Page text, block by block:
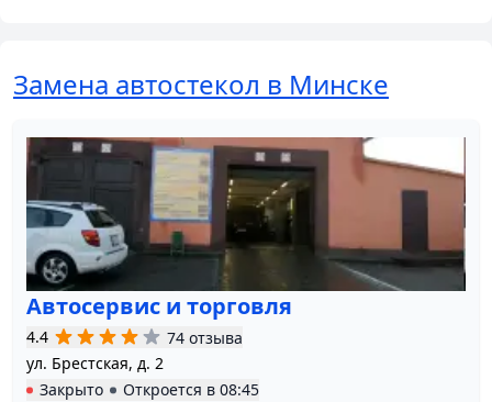
Замена автостекол в Минске
Автосервис и торговля
4.4
74 отзыва
ул. Брестская, д. 2
Закрыто
Откроется в 08:45